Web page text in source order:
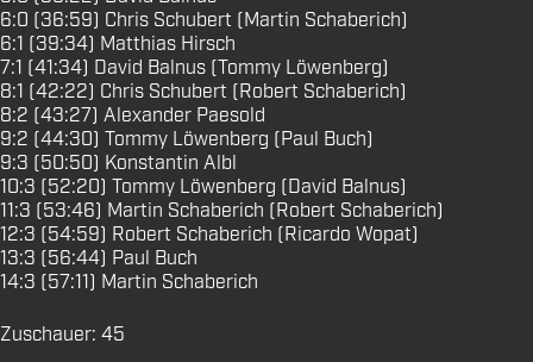
6:0 (36:59) Chris Schubert (Martin Schaberich)
6:1 (39:34) Matthias Hirsch
7:1 (41:34) David Balnus (Tommy Löwenberg)
8:1 (42:22) Chris Schubert (Robert Schaberich)
8:2 (43:27) Alexander Paesold
9:2 (44:30) Tommy Löwenberg (Paul Buch)
9:3 (50:50) Konstantin Albl
10:3 (52:20) Tommy Löwenberg (David Balnus)
11:3 (53:46) Martin Schaberich (Robert Schaberich)
12:3 (54:59) Robert Schaberich (Ricardo Wopat)
13:3 (56:44) Paul Buch
14:3 (57:11) Martin Schaberich
Zuschauer: 45